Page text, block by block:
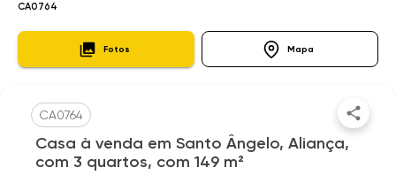
CA0764
Fotos Mapa
CA0764
Casa à venda em Santo Ângelo, Aliança,
com 3 quartos, com 149 m²